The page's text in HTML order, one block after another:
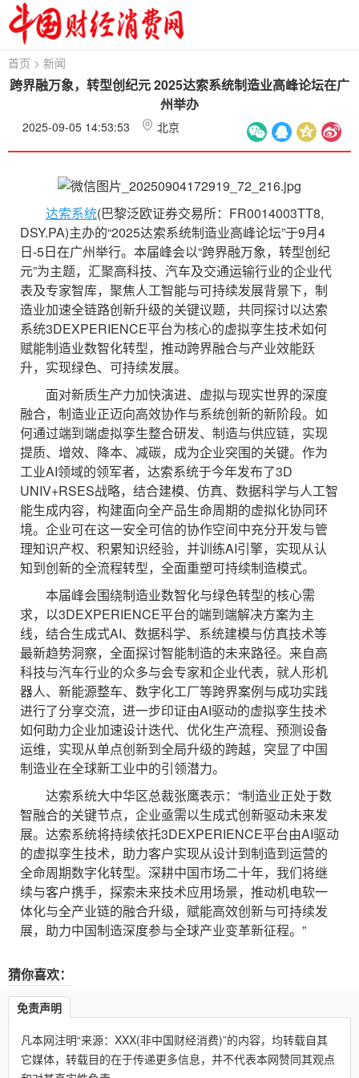
首页 > 新闻
跨界融万象，转型创纪元 2025达索系统制造业高峰论坛在广
州举办
2025-09-05 14:53:53 北京
达索系统(巴黎泛欧证券交易所：FR0014003TT8,
DSY.PA)主办的“2025达索系统制造业高峰论坛”于9月4
日-5日在广州举行。本届峰会以“跨界融万象，转型创纪
元”为主题，汇聚高科技、汽车及交通运输行业的企业代
表及专家智库，聚焦人工智能与可持续发展背景下，制
造业加速全链路创新升级的关键议题，共同探讨以达索
系统3DEXPERIENCE平台为核心的虚拟孪生技术如何
赋能制造业数智化转型，推动跨界融合与产业效能跃
升，实现绿色、可持续发展。
面对新质生产力加快演进、虚拟与现实世界的深度
融合，制造业正迈向高效协作与系统创新的新阶段。如
何通过端到端虚拟孪生整合研发、制造与供应链，实现
提质、增效、降本、减碳，成为企业突围的关键。作为
工业AI领域的领军者，达索系统于今年发布了3D
UNIV+RSES战略，结合建模、仿真、数据科学与人工智
能生成内容，构建面向全产品生命周期的虚拟化协同环
境。企业可在这一安全可信的协作空间中充分开发与管
理知识产权、积累知识经验，并训练AI引擎，实现从认
知到创新的全流程转型，全面重塑可持续制造模式。
本届峰会围绕制造业数智化与绿色转型的核心需
求，以3DEXPERIENCE平台的端到端解决方案为主
线，结合生成式AI、数据科学、系统建模与仿真技术等
最新趋势洞察，全面探讨智能制造的未来路径。来自高
科技与汽车行业的众多与会专家和企业代表，就人形机
器人、新能源整车、数字化工厂等跨界案例与成功实践
进行了分享交流，进一步印证由AI驱动的虚拟孪生技术
如何助力企业加速设计迭代、优化生产流程、预测设备
运维，实现从单点创新到全局升级的跨越，突显了中国
制造业在全球新工业中的引领潜力。
达索系统大中华区总裁张鹰表示：“制造业正处于数
智融合的关键节点，企业亟需以生成式创新驱动未来发
展。达索系统将持续依托3DEXPERIENCE平台由AI驱动
的虚拟孪生技术，助力客户实现从设计到制造到运营的
全命周期数字化转型。深耕中国市场二十年，我们将继
续与客户携手，探索未来技术应用场景，推动机电软一
体化与全产业链的融合升级，赋能高效创新与可持续发
展，助力中国制造深度参与全球产业变革新征程。”
猜你喜欢：
免责声明
凡本网注明“来源：XXX(非中国财经消费)”的内容，均转载自其
它媒体，转载目的在于传递更多信息，并不代表本网赞同其观点